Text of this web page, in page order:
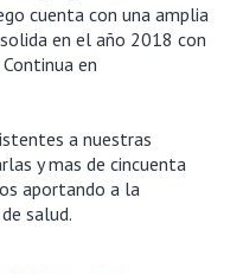
cuenta con una amplia
en el año 2018 con
en
a nuestras
y mas de cincuenta
aportando a la
salud.